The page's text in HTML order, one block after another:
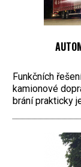
Funkčních
kamionové
brání prakticky